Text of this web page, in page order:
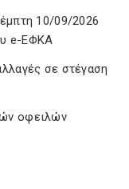
10/09/2026
e-ΕΦΚΑ
σε στέγαση
οφειλών